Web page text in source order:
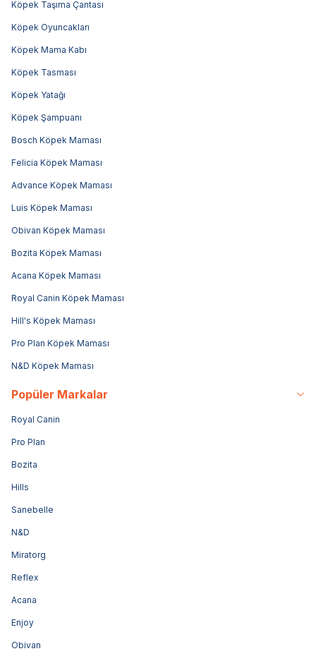
Köpek Taşıma Çantası
Köpek Oyuncakları
Köpek Mama Kabı
Köpek Tasması
Köpek Yatağı
Köpek Şampuanı
Bosch Köpek Maması
Felicia Köpek Maması
Advance Köpek Maması
Luis Köpek Maması
Obivan Köpek Maması
Bozita Köpek Maması
Acana Köpek Maması
Royal Canin Köpek Maması
Hill's Köpek Maması
Pro Plan Köpek Maması
N&D Köpek Maması
Popüler Markalar
Royal Canin
Pro Plan
Bozita
Hills
Sanebelle
N&D
Miratorg
Reflex
Acana
Enjoy
Obivan